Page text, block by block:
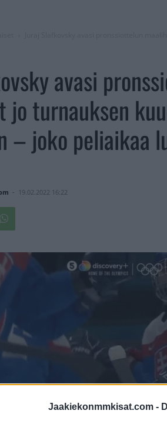
Jaakiekonmmkisat.com -
avasi
jo turnauksen
– joko peliaikaa
- 19.02.2022 16:22